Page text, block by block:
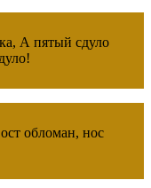
А пятый сдуло
обломан, нос